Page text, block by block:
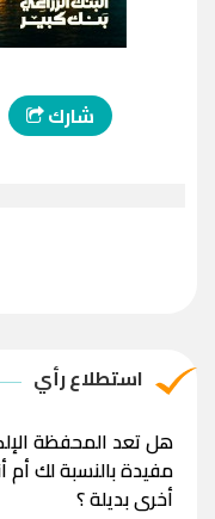
شارك
استطلاع رأي
هل تعد المحفظة
مفيدة بالنسبة لك
أخرى بديلة ؟